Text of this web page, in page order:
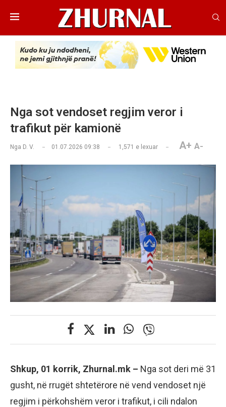
Nga sot vendoset regjim veror i
trafikut për kamionë
Nga D. V. 01.07.2026 09:38 1,571 e lexuar A+ A-
Shkup, 01 korrik, Zhurnal.mk – Nga sot deri më 31
gusht, në rrugët shtetërore në vend vendoset një
regjim i përkohshëm veror i trafikut, i cili ndalon